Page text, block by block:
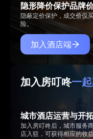
隐形降价保护品牌
隐蔽定价保护，成交价仅
险。
加入酒店端
加入房叮咚一
城市酒店运营与开
加入房叮咚后，城市服务
店入驻，可获得相应的收益